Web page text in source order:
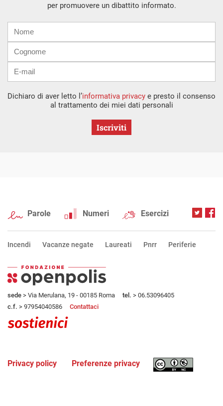
per promuovere un dibattito informato.
mail
Dichiaro di aver letto l’informativa privacy e presto il consenso
al trattamento dei miei dati personali
Iscriviti
Parole Numeri Esercizi
Incendi Vacanze negate Laureati Pnrr Periferie
sede > Via Merulana, 19 - 00185 Roma tel. > 06.53096405
c.f. > 97954040586 Contattaci
Privacy policy Preferenze privacy